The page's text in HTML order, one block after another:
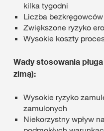
kilka tygodni
Liczba
Zwiększone ryzyko
Wysokie koszty
Wady stosowania
zimą):
Wysokie ryzyko
zamulonych
Niekorzystny wpływ